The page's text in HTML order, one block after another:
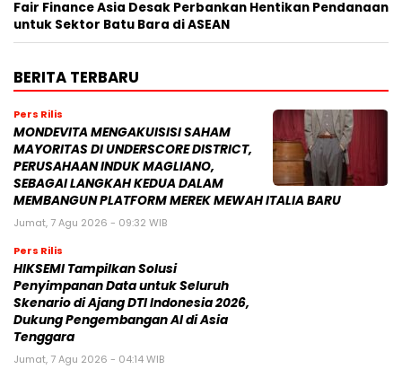
Fair Finance Asia Desak Perbankan Hentikan Pendanaan
untuk Sektor Batu Bara di ASEAN
BERITA TERBARU
Pers Rilis
MONDEVITA MENGAKUISISI SAHAM
MAYORITAS DI UNDERSCORE DISTRICT,
PERUSAHAAN INDUK MAGLIANO,
SEBAGAI LANGKAH KEDUA DALAM
MEMBANGUN PLATFORM MEREK MEWAH ITALIA BARU
Jumat, 7 Agu 2026 - 09:32 WIB
Pers Rilis
HIKSEMI Tampilkan Solusi
Penyimpanan Data untuk Seluruh
Skenario di Ajang DTI Indonesia 2026,
Dukung Pengembangan AI di Asia
Tenggara
Jumat, 7 Agu 2026 - 04:14 WIB